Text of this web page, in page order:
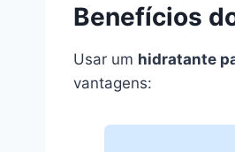
Benefícios
Usar um hidratante
vantagens: